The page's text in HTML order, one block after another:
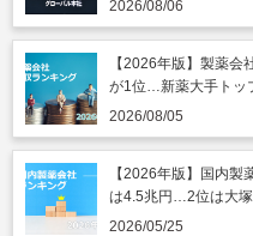
2026/08/06
【2026年版】製薬
が1位…新薬大手トッ
2026/08/05
【2026年版】国内
は4.5兆円…2位は大
円突破
2026/05/25